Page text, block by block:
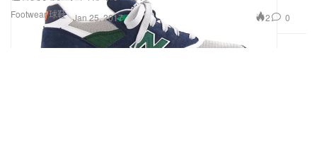
Footwear 球鞋 Jan 25, 2017 2 0